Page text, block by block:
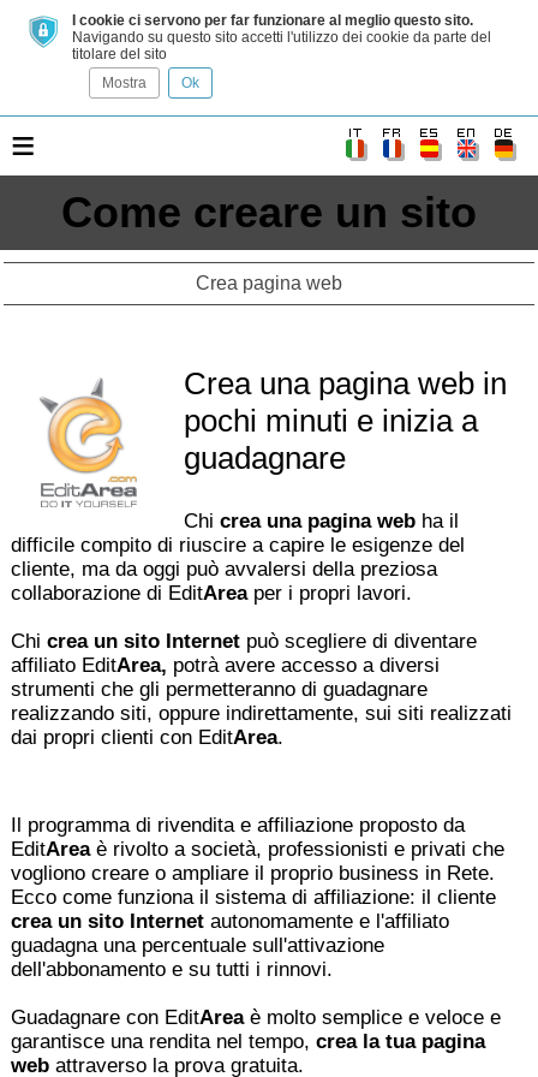
I cookie ci servono per far funzionare al meglio questo sito.
Navigando su questo sito accetti l'utilizzo dei cookie da parte del
titolare del sito
Mostra
Ok
≡
Come creare un sito
Crea pagina web
Crea una pagina web in
pochi minuti e inizia a
guadagnare
Chi crea una pagina webha il
difficile compito di riuscire a capire le esigenze del
cliente, ma da oggi può avvalersi della preziosa
collaborazione di EditAreaper i propri lavori.
Chi crea un sito Internetpuò scegliere di diventare
affiliato EditArea, potrà avere accesso a diversi
strumenti che gli permetteranno di guadagnare
realizzando siti, oppure indirettamente, sui siti realizzati
dai propri clienti con EditArea.
Il programma di rivendita e affiliazione proposto da
EditAreaè rivolto a società, professionisti e privati che
vogliono creare o ampliare il proprio business in Rete.
Ecco come funziona il sistema di affiliazione: il cliente
crea un sito Internet autonomamente e l'affiliato
guadagna una percentuale sull'attivazione
dell'abbonamento e su tutti i rinnovi.
Guadagnare con EditAreaè molto semplice e veloce e
garantisce una rendita nel tempo, crea la tua pagina
webattraverso la prova gratuita.